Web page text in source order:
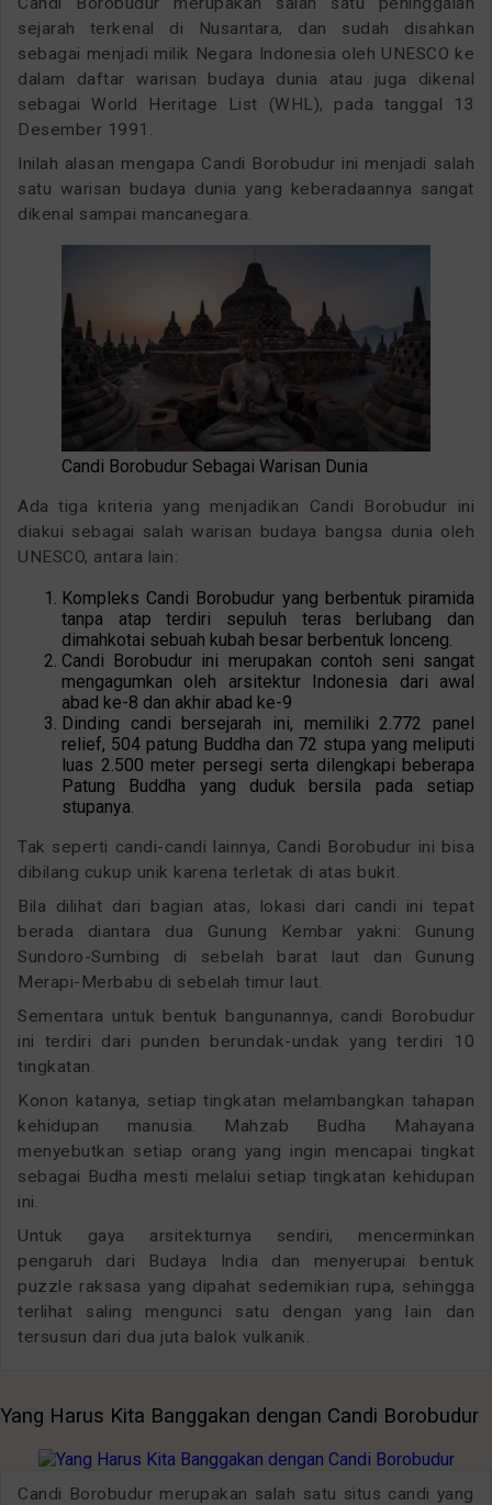
sejarah terkenal di Nusantara, dan sudah disahkan
sebagai menjadi milik Negara Indonesia oleh UNESCO ke
dalam daftar warisan budaya dunia atau juga dikenal
sebagai World Heritage List (WHL), pada tanggal 13
Desember 1991.
Inilah alasan mengapa Candi Borobudur ini menjadi salah
satu warisan budaya dunia yang keberadaannya sangat
dikenal sampai mancanegara.
Candi Borobudur Sebagai Warisan Dunia
Ada tiga kriteria yang menjadikan Candi Borobudur ini
diakui sebagai salah warisan budaya bangsa dunia oleh
UNESCO, antara lain:
Kompleks Candi Borobudur yang berbentuk piramida
tanpa atap terdiri sepuluh teras berlubang dan
dimahkotai sebuah kubah besar berbentuk lonceng.
Candi Borobudur ini merupakan contoh seni sangat
mengagumkan oleh arsitektur Indonesia dari awal
abad ke-8 dan akhir abad ke-9
Dinding candi bersejarah ini, memiliki 2.772 panel
relief, 504 patung Buddha dan 72 stupa yang meliputi
luas 2.500 meter persegi serta dilengkapi beberapa
Patung Buddha yang duduk bersila pada setiap
stupanya.
Tak seperti candi-candi lainnya, Candi Borobudur ini bisa
dibilang cukup unik karena terletak di atas bukit.
Bila dilihat dari bagian atas, lokasi dari candi ini tepat
berada diantara dua Gunung Kembar yakni: Gunung
Sundoro-Sumbing di sebelah barat laut dan Gunung
Merapi-Merbabu di sebelah timur laut.
Sementara untuk bentuk bangunannya, candi Borobudur
ini terdiri dari punden berundak-undak yang terdiri 10
tingkatan.
Konon katanya, setiap tingkatan melambangkan tahapan
kehidupan manusia. Mahzab Budha Mahayana
menyebutkan setiap orang yang ingin mencapai tingkat
sebagai Budha mesti melalui setiap tingkatan kehidupan
ini.
Untuk gaya arsitekturnya sendiri, mencerminkan
pengaruh dari Budaya India dan menyerupai bentuk
puzzle raksasa yang dipahat sedemikian rupa, sehingga
terlihat saling mengunci satu dengan yang lain dan
tersusun dari dua juta balok vulkanik.
Yang Harus Kita Banggakan dengan Candi Borobudur
Candi Borobudur merupakan salah satu situs candi yang